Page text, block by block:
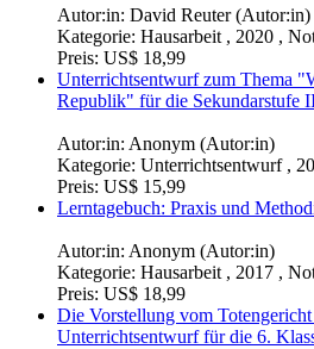
Autor:in: David Reuter (Autor:in)
Kategorie: Hausarbeit , 2020 ,
Preis: US$ 18,99
Unterrichtsentwurf zum Thema
Republik" für die Sekundarstufe
Autor:in: Anonym (Autor:in)
Kategorie: Unterrichtsentwurf ,
Preis: US$ 15,99
Lerntagebuch: Praxis und
Autor:in: Anonym (Autor:in)
Kategorie: Hausarbeit , 2017 ,
Preis: US$ 18,99
Die Vorstellung vom
Unterrichtsentwurf für die 6.